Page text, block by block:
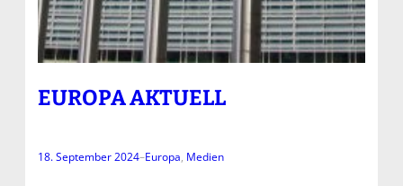
EUROPA AKTUELL
18. September 2024–Europa, Medien